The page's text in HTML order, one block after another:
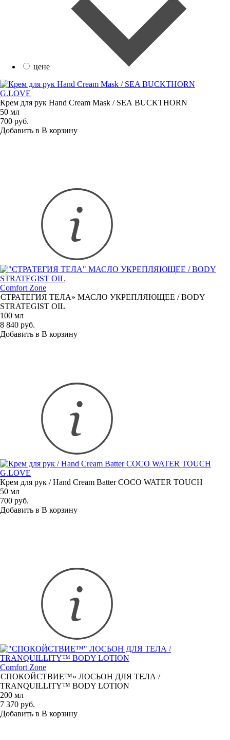
цене
G.LOVE
Крем для рук Hand Cream Mask / SEA BUCKTHORN
50 мл
700 руб.
Добавить в В корзину
Comfort Zone
СТРАТЕГИЯ ТЕЛА» МАСЛО УКРЕПЛЯЮЩЕЕ / BODY
STRATEGIST OIL
100 мл
8 840 руб.
Добавить в В корзину
G.LOVE
Крем для рук / Hand Cream Batter COCO WATER TOUCH
50 мл
700 руб.
Добавить в В корзину
Comfort Zone
СПОКОЙСТВИЕ™» ЛОСЬОН ДЛЯ ТЕЛА /
TRANQUILLITY™ BODY LOTION
200 мл
7 370 руб.
Добавить в В корзину